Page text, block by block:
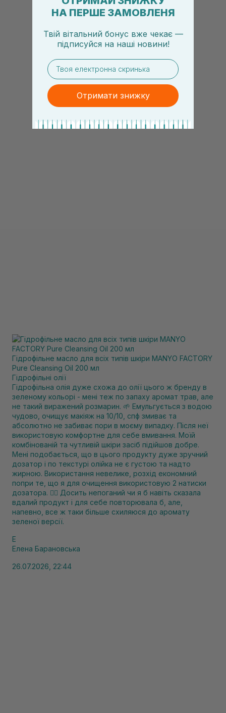
Гідрофільне масло для всіх типів шкіри MANYO FACTORY
Pure Cleansing Oil 200 мл
Гідрофільні олії
Гідрофільна олія дуже схожа до олії цього ж бренду в
зеленому кольорі - мені теж по запаху аромат трав, але
не такий виражений розмарин. 🌱 Емульгується з водою
чудово, очищує макіяж на 10/10, спф змиває та
абсолютно не забиває пори в моєму випадку. Після неї
використовую комфортне для себе вмивання. Моїй
комбінованій та чутливій шкіри засіб підійшов добре.
Мені подобається, що в цього продукту дуже зручний
дозатор і по текстурі олійка не є густою та надто
жирною. Використання невелике, розхід економний
попри те, що я для очищення використовую 2 натиски
дозатора. ❤️‍🔥 Досить непоганий чи я б навіть сказала
вдалий продукт і для себе повторювала б, але,
напевно, все ж таки більше схиляюся до аромату
зеленої версії.
Е
Елена Барановська
26.07.2026, 22:44
НА ПЕРШЕ ЗАМОВЛЕНЯ
Твій вітальний бонус вже чекає —
підписуйся на наші новини!
email
Отримати знижку